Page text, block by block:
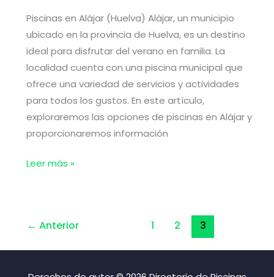
Piscinas en Alájar (Huelva) Alájar, un municipio
ubicado en la provincia de Huelva, es un destino
ideal para disfrutar del verano en familia. La
localidad cuenta con una piscina municipal que
ofrece una variedad de servicios y actividades
para todos los gustos. En este artículo,
exploraremos las opciones de piscinas en Alájar y
proporcionaremos información
Piscinas
Leer más »
← Anterior 1 2 3